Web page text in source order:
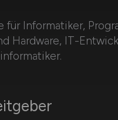
für Informatiker,
Hardware, IT-